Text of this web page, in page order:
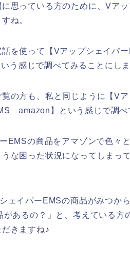
思っている方のために、Vア
ね。
話を使って【Vアップシェイパ
感じで調べてみることにしま
の方も、私と同じように【V
amazon】という感じで調べ
EMSの商品をアマゾンで色々
な困った状況になってしまっ
ェイパーEMSの商品がみつか
があるの？」と、考えている方
きますね♪